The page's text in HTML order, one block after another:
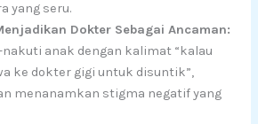
yang seru.
Dokter Sebagai Ancaman:
anak dengan kalimat “kalau
ke dokter gigi untuk disuntik”,
menanamkan stigma negatif yang